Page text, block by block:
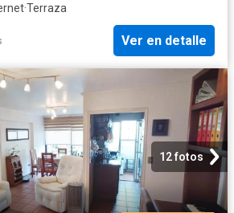
·Terraza
Ver en detalle
12 fotos